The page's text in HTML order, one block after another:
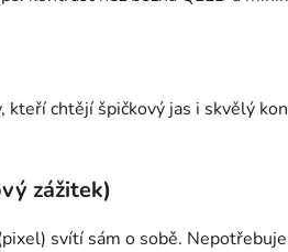
kteří chtějí špičkový jas i skvělý
zážitek)
svítí sám o sobě.